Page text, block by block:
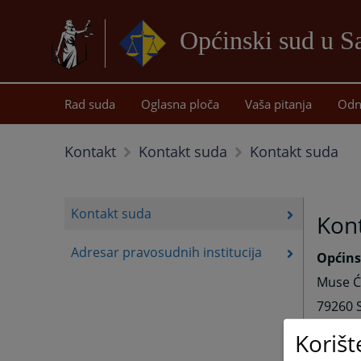
Općinski sud u
Rad suda Oglasna ploča Vaša pitanja
Kontakt Kontakt suda Kontakt suda
Kontakt suda
Adresar pravosudnih institucija
Muse
79260
037